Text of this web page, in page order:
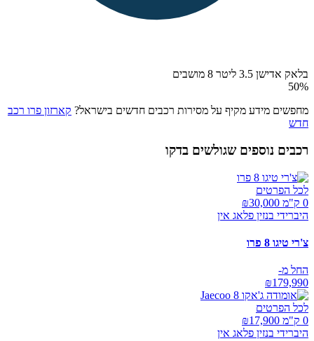
בלאק אדישן 3.5 ליטר 8 מושבים
50%
מחפשים מידע מקיף על מסירות רכבים חדשים בישראל? קארזון פרו רכב
חדש
רכבים נוספים שגולשים בדקו
לכל הפרטים
0 ק"מ ₪
30,000
היברידי בנזין פלאג אין
צ'רי טיגו 8 פרו
החל מ-
₪179,990
לכל הפרטים
0 ק"מ ₪
17,900
היברידי בנזין פלאג אין